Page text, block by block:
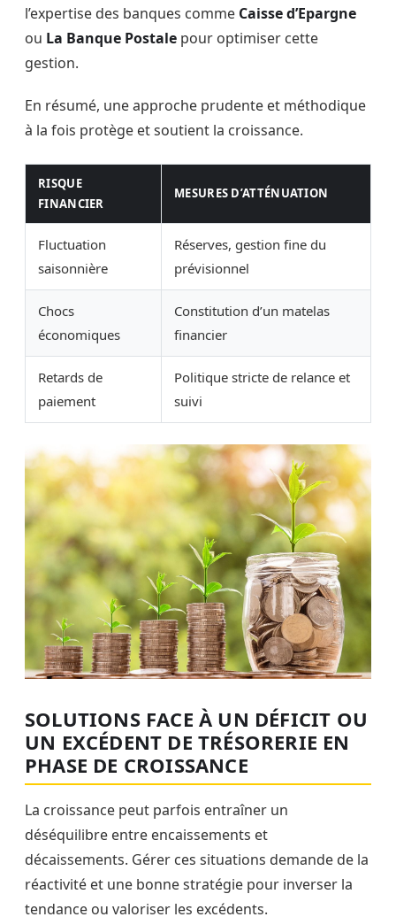
l’expertise des banques comme Caisse d’Epargne
ou La Banque Postale pour optimiser cette
gestion.
En résumé, une approche prudente et méthodique
à la fois protège et soutient la croissance.
RISQUE
FINANCIER
MESURES D’ATTÉNUATION
Fluctuation
saisonnière
Réserves, gestion fine du
prévisionnel
Chocs
économiques
Constitution d’un matelas
financier
Retards de
paiement
Politique stricte de relance et
suivi
SOLUTIONS FACE À UN DÉFICIT OU
UN EXCÉDENT DE TRÉSORERIE EN
PHASE DE CROISSANCE
La croissance peut parfois entraîner un
déséquilibre entre encaissements et
décaissements. Gérer ces situations demande de la
réactivité et une bonne stratégie pour inverser la
tendance ou valoriser les excédents.